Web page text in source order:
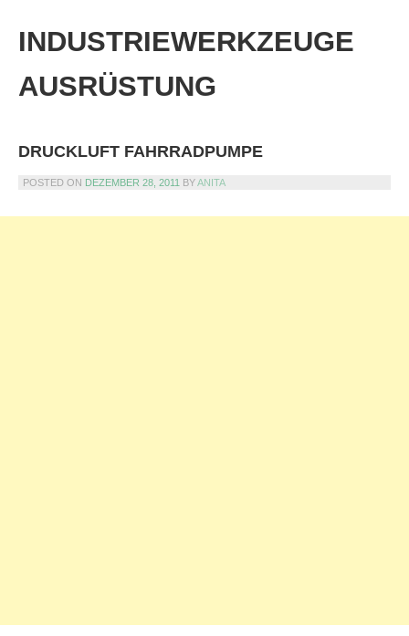
content
INDUSTRIEWERKZEUGE
AUSRÜSTUNG
DRUCKLUFT FAHRRADPUMPE
POSTED ON DEZEMBER 28, 2011 BYANITA